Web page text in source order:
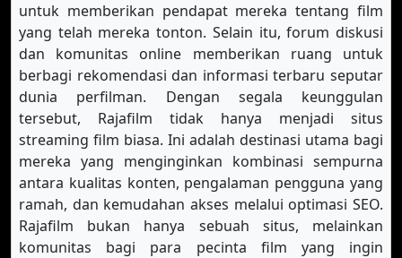
untuk memberikan pendapat mereka tentang film
yang telah mereka tonton. Selain itu, forum diskusi
dan komunitas online memberikan ruang untuk
berbagi rekomendasi dan informasi terbaru seputar
dunia perfilman. Dengan segala keunggulan
tersebut, Rajafilm tidak hanya menjadi situs
streaming film biasa. Ini adalah destinasi utama bagi
mereka yang menginginkan kombinasi sempurna
antara kualitas konten, pengalaman pengguna yang
ramah, dan kemudahan akses melalui optimasi SEO.
Rajafilm bukan hanya sebuah situs, melainkan
komunitas bagi para pecinta film yang ingin